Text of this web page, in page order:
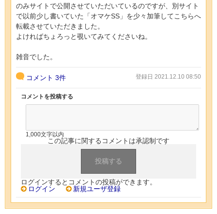
のみサイトで公開させていただいているのですが、別サイト
で以前少し書いていた「オマケSS」を少々加筆してこちらへ
転載させていただきました。
よければちょろっと覗いてみてくださいね。
雑音でした。
コメント 3件 登録日 2021.12.10 08:50
コメントを投稿する
1,000文字以内
この記事に関するコメントは承認制です
ログインするとコメントの投稿ができます。
ログイン
新規ユーザ登録